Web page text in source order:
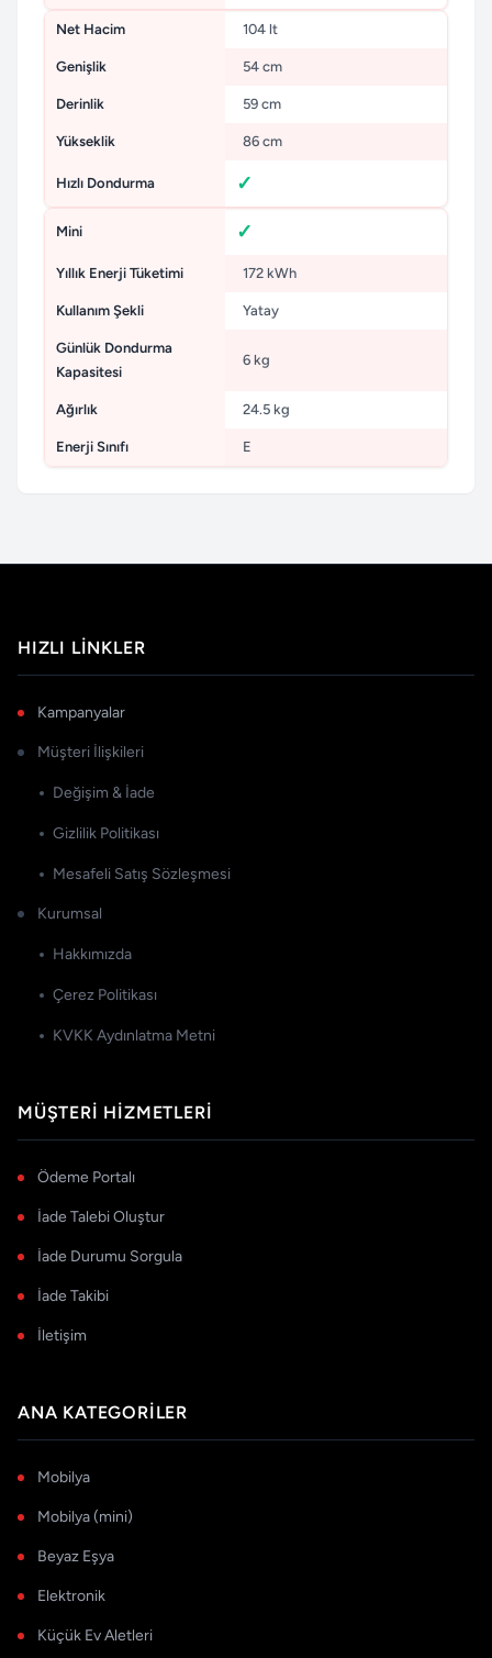
Net Hacim 104 lt
Genişlik 54 cm
Derinlik 59 cm
Yükseklik 86 cm
Hızlı Dondurma
Mini
Yıllık Enerji Tüketimi 172 kWh
Kullanım Şekli Yatay
Günlük Dondurma
Kapasitesi
6 kg
Ağırlık 24.5 kg
Enerji Sınıfı E
HIZLI LINKLER
Kampanyalar
Müşteri İlişkileri
Değişim & İade
Gizlilik Politikası
Mesafeli Satış Sözleşmesi
Kurumsal
Hakkımızda
Çerez Politikası
KVKK Aydınlatma Metni
MÜŞTERI HIZMETLERI
Ödeme Portalı
İade Talebi Oluştur
İade Durumu Sorgula
İade Takibi
İletişim
ANA KATEGORILER
Mobilya
Mobilya (mini)
Beyaz Eşya
Elektronik
Küçük Ev Aletleri